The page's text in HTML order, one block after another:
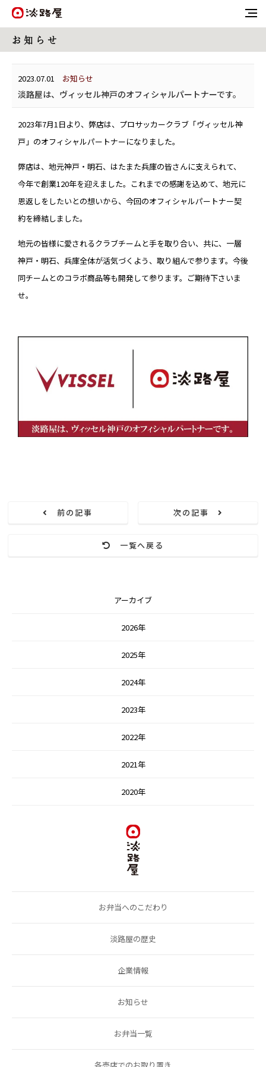
お 知 ら せ
2023.07.01 お知らせ
淡路屋は、ヴィッセル神戸のオフィシャルパートナーです。
2023年7月1日より、弊店は、プロサッカークラブ「ヴィッセル神
戸」のオフィシャルパートナーになりました。
弊店は、地元神戸・明石、はたまた兵庫の皆さんに支えられて、
今年で創業120年を迎えました。これまでの感謝を込めて、地元に
恩返しをしたいとの想いから、今回のオフィシャルパートナー契
約を締結しました。
地元の皆様に愛されるクラブチームと手を取り合い、共に、一層
神戸・明石、兵庫全体が活気づくよう、取り組んで参ります。今後
同チームとのコラボ商品等も開発して参ります。ご期待下さいま
せ。
前の記事
一覧へ戻る
次の記事
アーカイブ
2026年
2025年
2024年
2023年
2022年
2021年
2020年
お弁当へのこだわり
淡路屋の歴史
企業情報
お知らせ
お弁当一覧